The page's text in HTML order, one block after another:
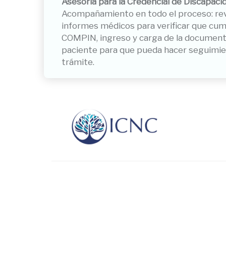
Acompañamiento en todo el proceso:
informes médicos para verificar que
COMPIN, ingreso y carga de la
paciente para que pueda hacer
trámite.